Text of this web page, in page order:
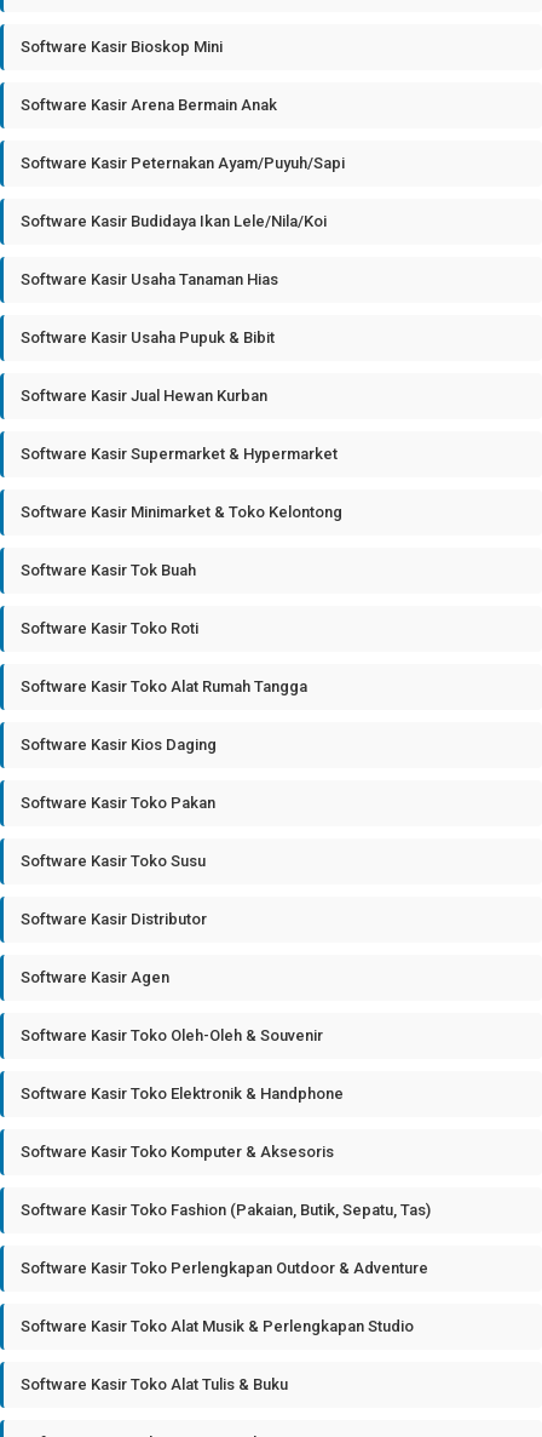
Software Kasir Bioskop Mini
Software Kasir Arena Bermain Anak
Software Kasir Peternakan Ayam/Puyuh/Sapi
Software Kasir Budidaya Ikan Lele/Nila/Koi
Software Kasir Usaha Tanaman Hias
Software Kasir Usaha Pupuk & Bibit
Software Kasir Jual Hewan Kurban
Software Kasir Supermarket & Hypermarket
Software Kasir Minimarket & Toko Kelontong
Software Kasir Tok Buah
Software Kasir Toko Roti
Software Kasir Toko Alat Rumah Tangga
Software Kasir Kios Daging
Software Kasir Toko Pakan
Software Kasir Toko Susu
Software Kasir Distributor
Software Kasir Agen
Software Kasir Toko Oleh-Oleh & Souvenir
Software Kasir Toko Elektronik & Handphone
Software Kasir Toko Komputer & Aksesoris
Software Kasir Toko Fashion (Pakaian, Butik, Sepatu, Tas)
Software Kasir Toko Perlengkapan Outdoor & Adventure
Software Kasir Toko Alat Musik & Perlengkapan Studio
Software Kasir Toko Alat Tulis & Buku